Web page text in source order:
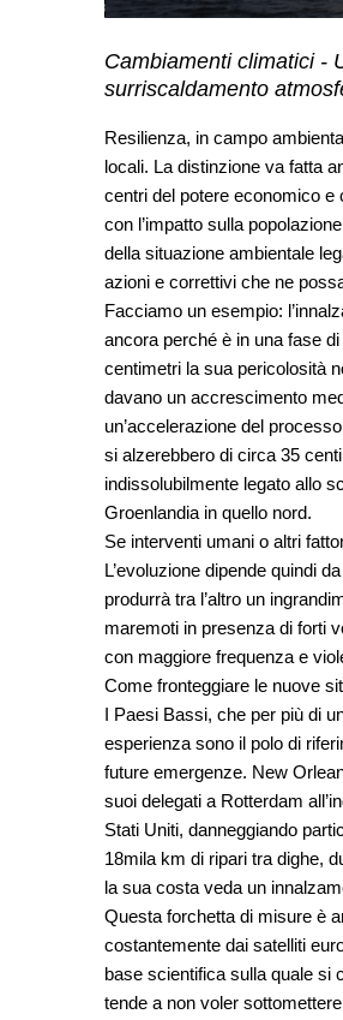
Cambiamenti climatici -
surriscaldamento
Resilienza, in campo
locali. La distinzione va fatta
centri del potere economico
con l’impatto sulla
della situazione ambientale
azioni e correttivi che ne
Facciamo un esempio:
ancora perché è in una fase
centimetri la sua pericolosità
davano un accrescimento
un’accelerazione del
si alzerebbero di circa 35
indissolubilmente legato allo
Groenlandia in quello nord.
Se interventi umani o altri
L’evoluzione dipende quindi
produrrà tra l’altro un
maremoti in presenza di forti
con maggiore frequenza e
Come fronteggiare le nuove
I Paesi Bassi, che per più di
esperienza sono il polo di
future emergenze. New
suoi delegati a Rotterdam
Stati Uniti, danneggiando
18mila km di ripari tra dighe,
la sua costa veda un
Questa forchetta di misure è
costantemente dai satelliti
base scientifica sulla quale si
tende a non voler